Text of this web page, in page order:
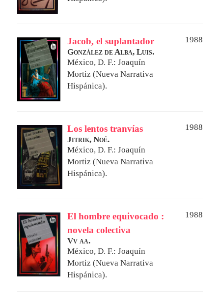
Jacob, el suplantador
1988
González de Alba, Luis.
México, D. F.: Joaquín
Mortiz (Nueva Narrativa
Hispánica).
Los lentos tranvías
1988
Jitrik, Noé.
México, D. F.: Joaquín
Mortiz (Nueva Narrativa
Hispánica).
El hombre equivocado :
novela colectiva
1988
Vv aa.
México, D. F.: Joaquín
Mortiz (Nueva Narrativa
Hispánica).